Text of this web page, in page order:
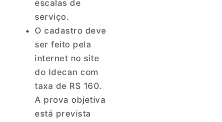
escalas de
serviço.
O cadastro deve
ser feito pela
internet no site
do Idecan com
taxa de R$ 160.
A prova objetiva
está prevista